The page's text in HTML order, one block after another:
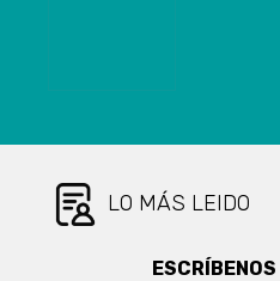
LO MÁS LEIDO
ESCRÍBENOS